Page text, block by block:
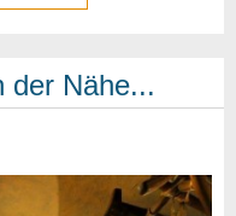
der Nähe...